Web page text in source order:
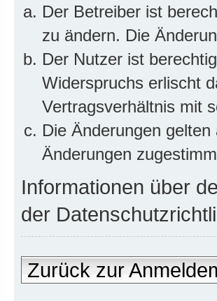
Der Betreiber ist
zu ändern. Die
Der Nutzer ist
Widerspruchs erlischt
Vertragsverhältnis mit
Die Änderungen
Änderungen
Informationen über
der
Zurück zur